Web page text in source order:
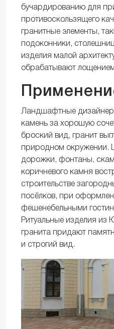
бучардированию для
противоскользящего
гранитные элементы,
подоконники,
изделия малой
обрабатывают
Ландшафтные
камень за хорошую
броский вид, гранит
природном окружении.
дорожки, фонтаны,
коричневого камня
строительстве
посёлков, при
фешенебельными
Ритуальные изделия из
гранита придают
и строгий вид.